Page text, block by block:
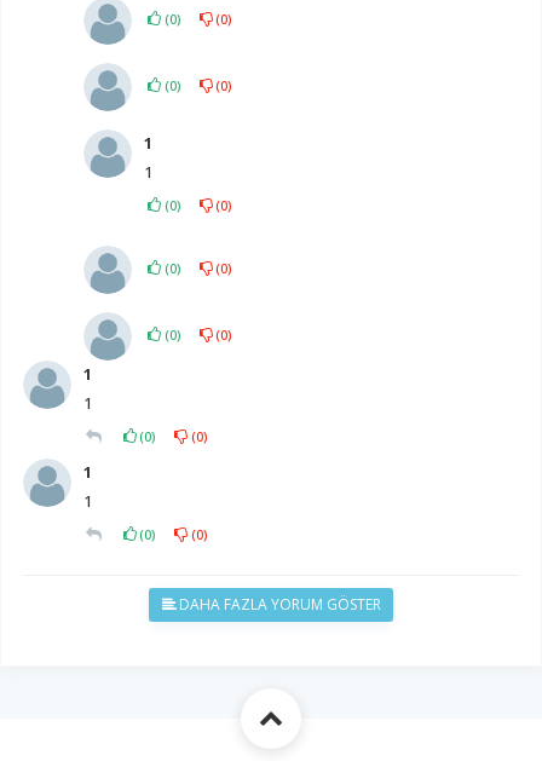
(0) (0)
(0) (0)
1
1
(0) (0)
(0) (0)
(0) (0)
1
1
(0) (0)
1
1
(0) (0)
DAHA FAZLA YORUM GÖSTER